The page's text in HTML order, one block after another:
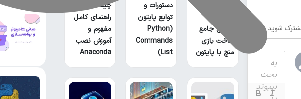
شوید
آموزش جامع
ساخت بازی
منچ با پایتون
دستورات و
توابع پایتون
(Python
Commands
List)
چیست؟
راهنمای کامل
مفهوم و
آموزش نصب
Anaconda